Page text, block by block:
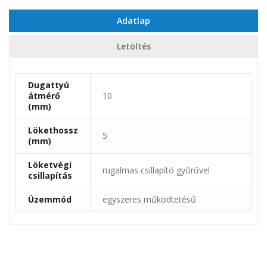
Adatlap
Letöltés
Dugattyú
átmérő
(mm)
10
Lökethossz
(mm)
5
Löketvégi
csillapítás
rugalmas csillapító gyűrűvel
Üzemmód egyszeres működtetésű